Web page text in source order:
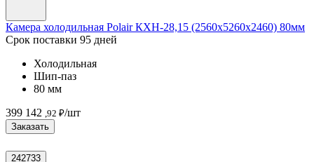
Камера холодильная Polair КХН-28,15 (2560х5260х2460) 80мм
Срок поставки 95 дней
Холодильная
Шип-паз
80 мм
399 142 ,92 ₽/шт
Заказать
242733